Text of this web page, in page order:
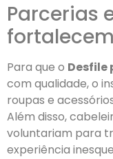
Parcerias
fortalecem
Para que o Desfile
com qualidade, o
roupas e
Além disso,
voluntariam para
experiência